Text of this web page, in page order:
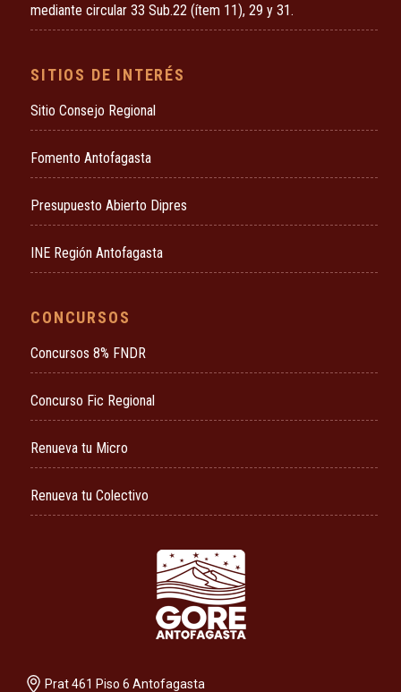
mediante circular 33 Sub.22 (ítem 11), 29 y 31.
SITIOS DE INTERÉS
Sitio Consejo Regional
Fomento Antofagasta
Presupuesto Abierto Dipres
INE Región Antofagasta
CONCURSOS
Concursos 8% FNDR
Concurso Fic Regional
Renueva tu Micro
Renueva tu Colectivo
Prat 461 Piso 6 Antofagasta